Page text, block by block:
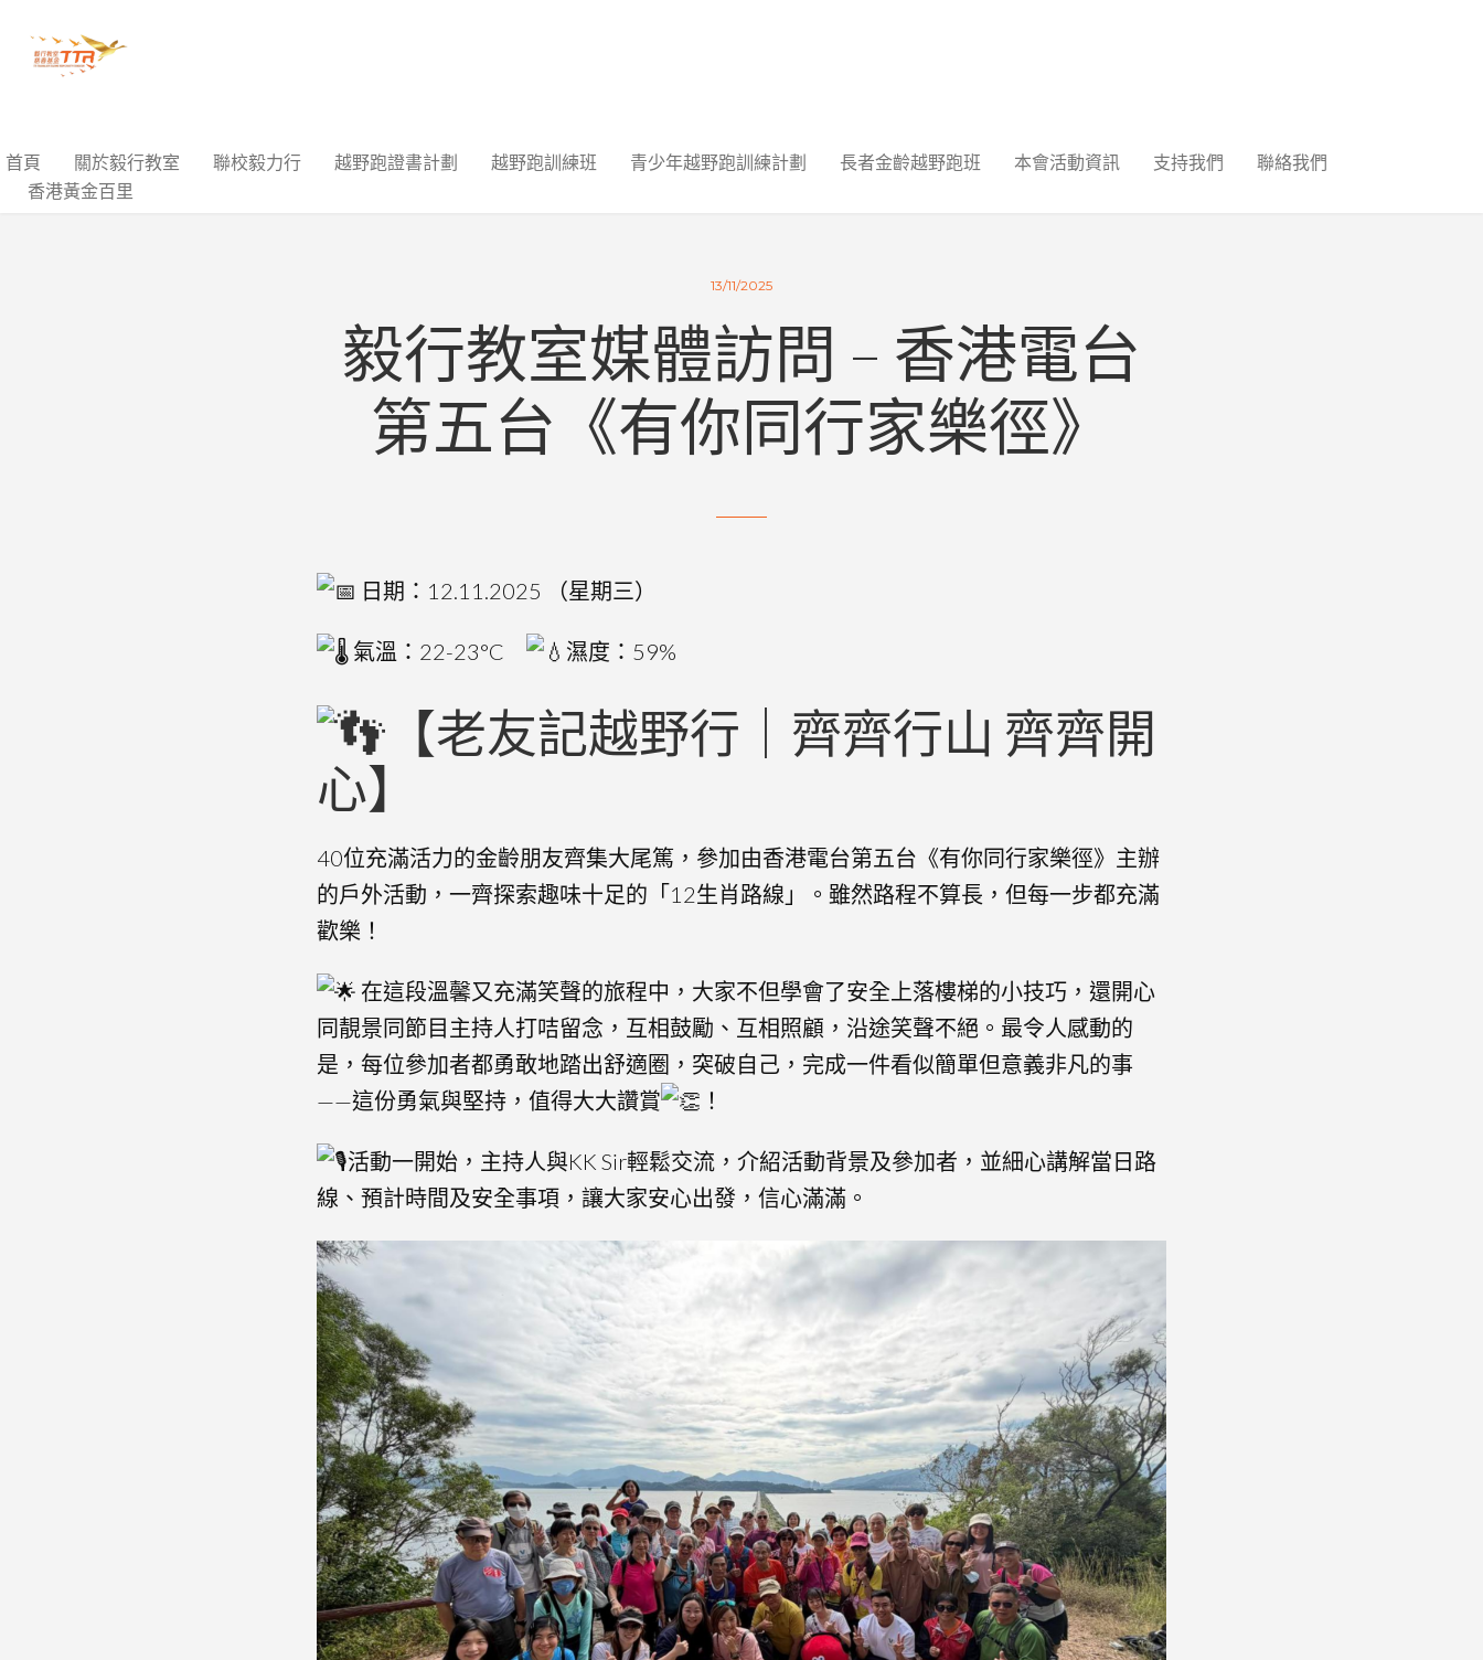
首頁 關於毅行教室 聯校毅力行 越野跑證書計劃 越野跑訓練班 青少年越野跑訓練計劃 長者金齡越野跑班 本會活動資訊 支持我們
聯絡我們
香港黃金百里
13/11/2025
毅行教室媒體訪問 – 香港電台
第五台《有你同行家樂徑》
日期：12.11.2025 （星期三）
氣溫：22-23°C 濕度：59%
【老友記越野行｜齊齊行山 齊齊開
心】
40位充滿活力的金齡朋友齊集大尾篤，參加由香港電台第五台《有你同行家樂徑》主辦
的戶外活動，一齊探索趣味十足的「12生肖路線」。雖然路程不算長，但每一步都充滿
歡樂！
在這段溫馨又充滿笑聲的旅程中，大家不但學會了安全上落樓梯的小技巧，還開心
同靚景同節目主持人打咭留念，互相鼓勵、互相照顧，沿途笑聲不絕。最令人感動的
是，每位參加者都勇敢地踏出舒適圈，突破自己，完成一件看似簡單但意義非凡的事
——這份勇氣與堅持，值得大大讚賞
！
活動一開始，主持人與KK Sir輕鬆交流，介紹活動背景及參加者，並細心講解當日路
線、預計時間及安全事項，讓大家安心出發，信心滿滿。